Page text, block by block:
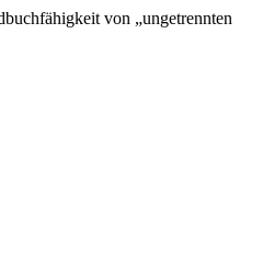
von „ungetrennten